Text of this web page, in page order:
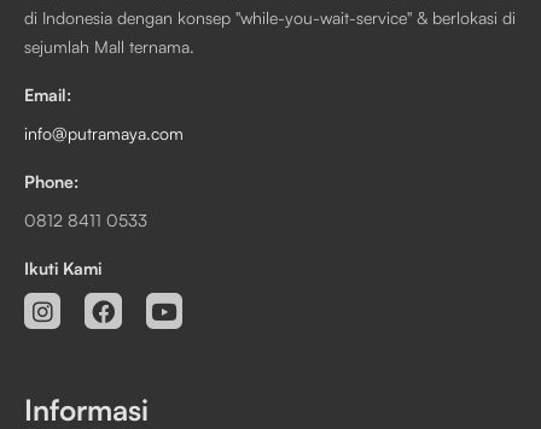
di Indonesia dengan konsep "while-you-wait-service" & berlokasi di
sejumlah Mall ternama.
Email:
info@putramaya.com
Phone:
0812 8411 0533
Ikuti Kami
Informasi